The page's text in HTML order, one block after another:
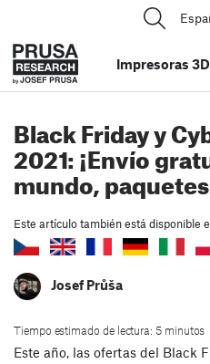
Impresoras 3D
Black Friday y
2021: ¡Envío
mundo,
Este artículo también está disponible
Josef Průša
Tiempo estimado de lectura: 5 minutos
Este año, las ofertas del Black